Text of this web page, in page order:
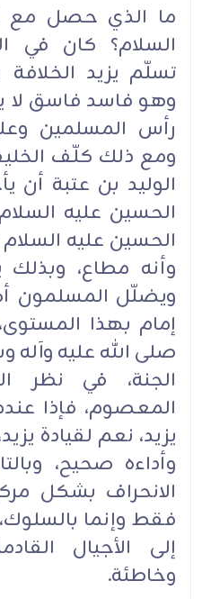
ما الذي حصل مع
السلام؟ كان في
تسلّم يزيد
وهو فاسد فاسق
رأس المسلمين
ومع ذلك ‏كلّف
الوليد بن عتبة أن
الحسين عليه
‏الحسين عليه السلام
وأنه مطاع،
ويضلّل المسلمون
إمام بهذا
صلى الله عليه
‏الجنة، ‏في نظر
المعصوم، فإذا
يزيد، نعم لقيادة
وأداءه صحيح،
الانحراف بشكل
فقط وإنما
إلى الأجيال
وخاطئة.‏